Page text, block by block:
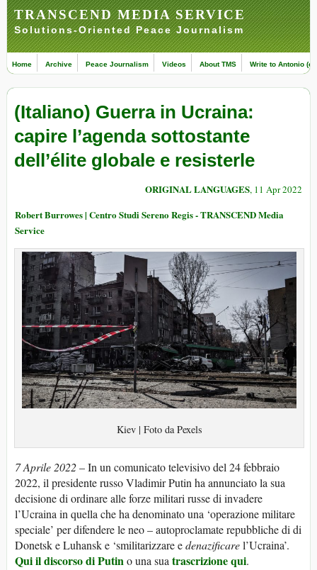
TRANSCEND MEDIA SERVICE
Solutions-Oriented Peace Journalism
Home Archive Peace Journalism Videos About TMS Write to Antonio
(Italiano) Guerra in Ucraina:
capire l’agenda sottostante
dell’élite globale e resisterle
ORIGINAL LANGUAGES, 11 Apr 2022
Robert Burrowes | Centro Studi Sereno Regis - TRANSCEND Media
Service
Kiev | Foto da Pexels
7 Aprile 2022– In un comunicato televisivo del 24 febbraio
2022, il presidente russo Vladimir Putin ha annunciato la sua
decisione di ordinare alle forze militari russe di invadere
l’Ucraina in quella che ha denominato una ‘operazione militare
speciale’ per difendere le neo – autoproclamate repubbliche di di
Donetsk e Luhansk e ‘smilitarizzare edenazificarel’Ucraina’.
Qui il discorso di Putino una suatrascrizione qui.